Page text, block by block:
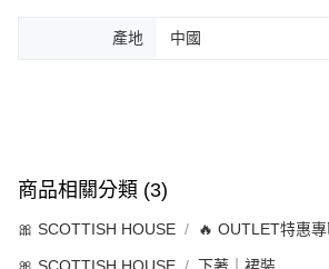
產地 中國
商品相關分類 (3)
🎀 SCOTTISH HOUSE 🔥 OUTLET特惠專